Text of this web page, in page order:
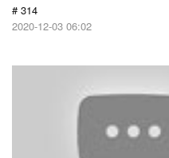
# 314
2020-12-03 06:02